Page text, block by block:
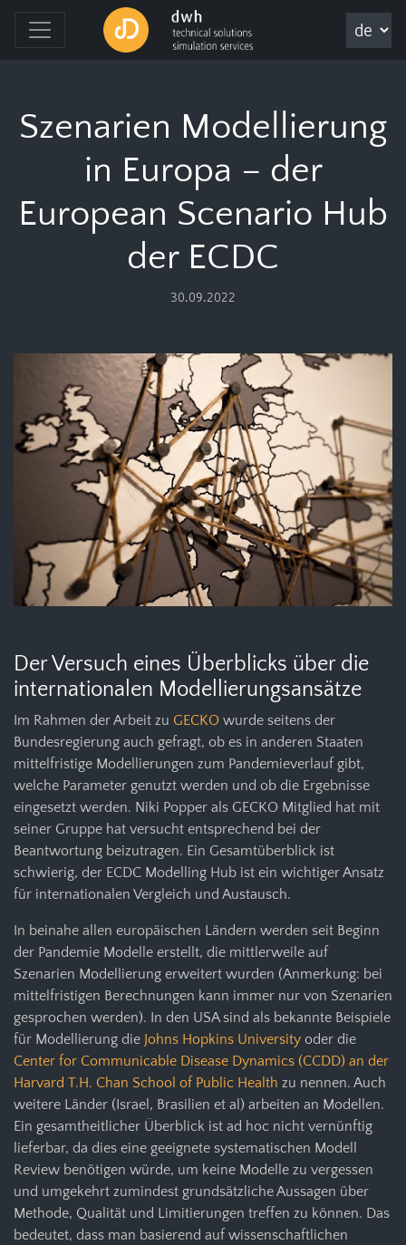
Szenarien Modellierung
in Europa – der
European Scenario Hub
der ECDC
30.09.2022
Der Versuch eines Überblicks über die
internationalen Modellierungsansätze
Im Rahmen der Arbeit zu GECKO wurde seitens der
Bundesregierung auch gefragt, ob es in anderen Staaten
mittelfristige Modellierungen zum Pandemieverlauf gibt,
welche Parameter genutzt werden und ob die Ergebnisse
eingesetzt werden. Niki Popper als GECKO Mitglied hat mit
seiner Gruppe hat versucht entsprechend bei der
Beantwortung beizutragen. Ein Gesamtüberblick ist
schwierig, der ECDC Modelling Hub ist ein wichtiger Ansatz
für internationalen Vergleich und Austausch.
In beinahe allen europäischen Ländern werden seit Beginn
der Pandemie Modelle erstellt, die mittlerweile auf
Szenarien Modellierung erweitert wurden (Anmerkung: bei
mittelfristigen Berechnungen kann immer nur von Szenarien
gesprochen werden). In den USA sind als bekannte Beispiele
für Modellierung die Johns Hopkins University oder die
Center for Communicable Disease Dynamics (CCDD) an der
Harvard T.H. Chan School of Public Health zu nennen. Auch
weitere Länder (Israel, Brasilien et al) arbeiten an Modellen.
Ein gesamtheitlicher Überblick ist ad hoc nicht vernünftig
lieferbar, da dies eine geeignete systematischen Modell
Review benötigen würde, um keine Modelle zu vergessen
und umgekehrt zumindest grundsätzliche Aussagen über
Methode, Qualität und Limitierungen treffen zu können. Das
bedeutet, dass man basierend auf wissenschaftlichen